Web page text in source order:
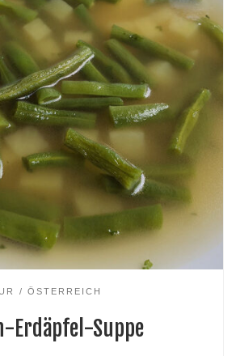
ÖSTERREICH
Erdäpfel-Suppe